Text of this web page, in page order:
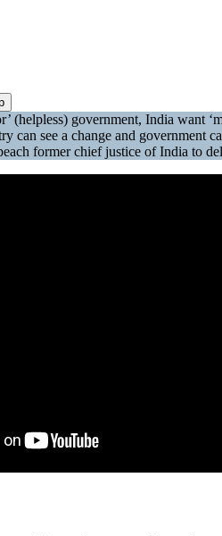
(helpless) government, India want
can see a change and
former chief justice of India to